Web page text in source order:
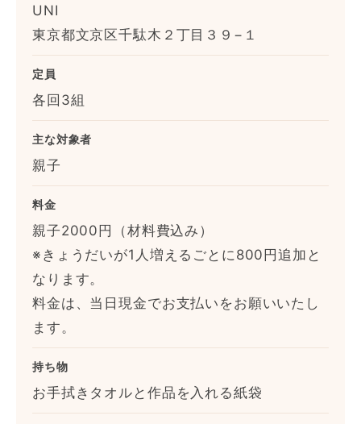
UNI
東京都文京区千駄木２丁目３９−１
定員
各回3組
主な対象者
親子
料金
親子2000円（材料費込み）
※きょうだいが1人増えるごとに800円追加と
なります。
料金は、当日現金でお支払いをお願いいたし
ます。
持ち物
お手拭きタオルと作品を入れる紙袋